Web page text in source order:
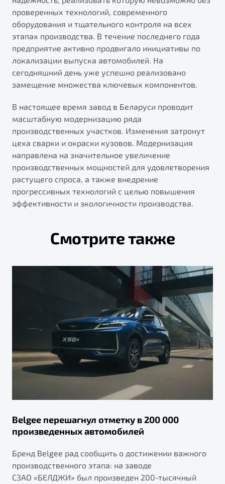
проверенных технологий, современного
оборудования и тщательного контроля на всех
этапах производства. В течение последнего года
предприятие активно продвигало инициативы по
локализации выпуска автомобилей. На
сегодняшний день уже успешно реализовано
замещение множества ключевых компонентов.
В настоящее время завод в Беларуси проводит
масштабную модернизацию ряда
производственных участков. Изменения затронут
цеха сварки и окраски кузовов. Модернизация
направлена на значительное увеличение
производственных мощностей для удовлетворения
растущего спроса, а также внедрение
прогрессивных технологий с целью повышения
эффективности и экологичности производства.
Смотрите также
Belgee перешагнул отметку в 200 000
произведенных автомобилей
Бренд Belgee рад сообщить о достижении важного
производственного этапа: на заводе
СЗАО «БЕЛДЖИ» был произведен 200-тысячный